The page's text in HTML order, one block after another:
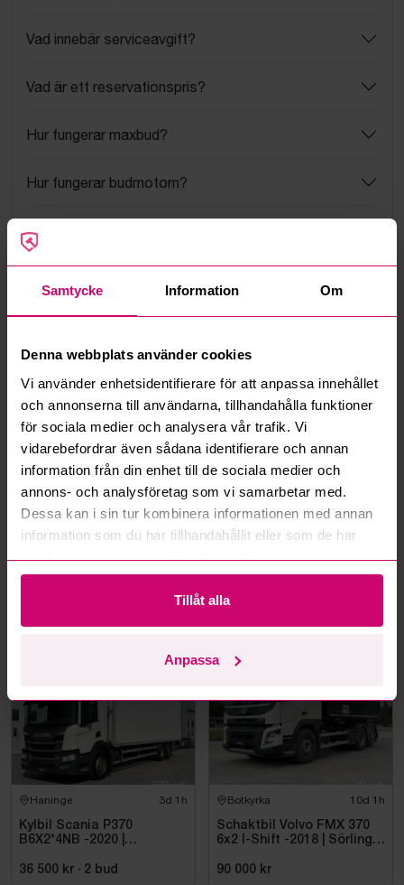
Samtycke Information Om
Denna webbplats använder cookies
Vi använder enhetsidentifierare för att anpassa innehållet
och annonserna till användarna, tillhandahålla funktioner
för sociala medier och analysera vår trafik. Vi
vidarebefordrar även sådana identifierare och annan
information från din enhet till de sociala medier och
annons- och analysföretag som vi samarbetar med.
Dessa kan i sin tur kombinera informationen med annan
information som du har tillhandahållit eller som de har
samlat in när du har använt deras tjänster.
Tillåt alla
Anpassa
Vad innebär serviceavgift?
Vad är ett reservationspris?
Hur fungerar maxbud?
Hur fungerar budmotorn?
Kan jag ångra ett bud?
Läs fler frågor och svar
Mer från samma kategori
Dumper Volvo A25G -2016 |
Volvo
Lastväxlare Mercedes-
Benz Actros 2851 -2018 |
Mercedes-Benz
Haninge 3d 1h
Kylbil Scania P370
B6X2*4NB -2020 |
36 500 kr · 2 bud
Botkyrka 10d 1h
Schaktbil Volvo FMX 370
6x2 I-Shift -2018 | Sörling
90 000 kr